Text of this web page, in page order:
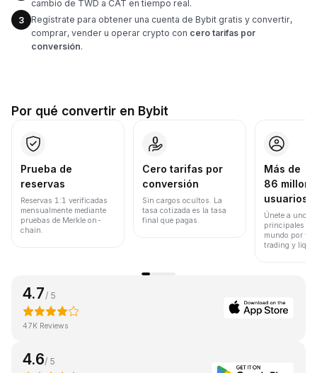
cambio de TWD a CAT en tiempo real.
3
Regístrate para obtener una cuenta de Bybit gratis y convertir,
comprar, vender u operar crypto con cero tarifas por
conversión.
Por qué convertir en Bybit
Prueba de
reservas
Reservas 1:1 verificadas
mensualmente mediante
pruebas de Merkle on-
chain.
Cero tarifas por
conversión
Sin cargos ocultos. La
tasa cotizada es la tasa
final que pagas.
Más de
86
usuarios
Únete a uno
principales
mundo por
trading y
4.7 / 5
47K Reviews
4.6/ 5